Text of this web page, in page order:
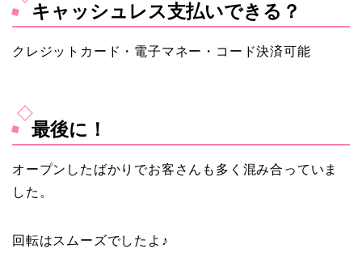
キャッシュレス支払いできる？
クレジットカード・電子マネー・コード決済可能
最後に！
オープンしたばかりでお客さんも多く混み合っていま
した。
回転はスムーズでしたよ♪